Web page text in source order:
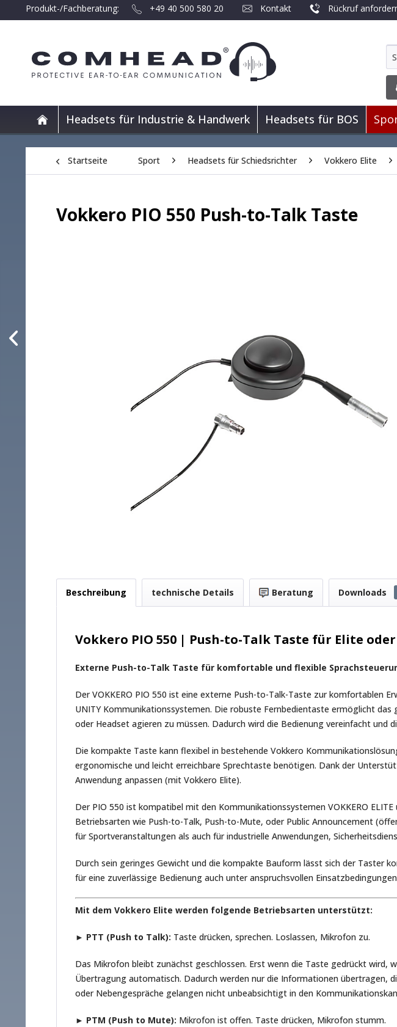
Produkt-/Fachberatung: +49 40 500 580 20 Kontakt Rückruf
Headsets für Industrie & Handwerk Headsets für BOS
Startseite Sport Headsets für Schiedsrichter Vokkero Elite
Vokkero PIO 550 Push-to-Talk Taste
Beschreibung technische Details Beratung Downloads
Vokkero PIO 550 | Push-to-Talk Taste für Elite
Externe Push-to-Talk Taste für komfortable und flexible
Der VOKKERO PIO 550 ist eine externe Push-to-Talk-Taste zur komfortablen
UNITY Kommunikationssystemen. Die robuste Fernbedientaste ermöglicht
oder Headset agieren zu müssen. Dadurch wird die Bedienung vereinfacht
Die kompakte Taste kann flexibel in bestehende Vokkero
ergonomische und leicht erreichbare Sprechtaste benötigen. Dank der
Anwendung anpassen (mit Vokkero Elite).
Der PIO 550 ist kompatibel mit den Kommunikationssystemen VOKKERO
Betriebsarten wie Push-to-Talk, Push-to-Mute, oder Public Announcement
für Sportveranstaltungen als auch für industrielle Anwendungen,
Durch sein geringes Gewicht und die kompakte Bauform lässt sich der Taster
für eine zuverlässige Bedienung auch unter anspruchsvollen
Mit dem Vokkero Elite werden folgende Betriebsarten unterstützt:
► PTT (Push to Talk): Taste drücken, sprechen. Loslassen, Mikrofon zu.
Das Mikrofon bleibt zunächst geschlossen. Erst wenn die Taste gedrückt wird,
Übertragung automatisch. Dadurch werden nur die Informationen übertragen,
oder Nebengespräche gelangen nicht unbeabsichtigt in den
► PTM (Push to Mute): Mikrofon ist offen. Taste drücken, Mikrofon stumm.